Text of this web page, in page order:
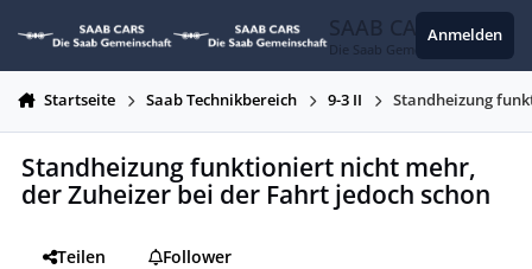
SAAB CARS
Die Saab Gemeinschaft
Anmelden
Startseite Saab Technikbereich 9-3 II Standheizung
Standheizung funktioniert nicht mehr,
der Zuheizer bei der Fahrt jedoch schon
Teilen
Follower